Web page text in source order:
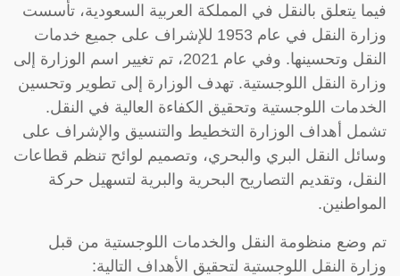
فيما يتعلق بالنقل في المملكة العربية السعودية، تأسست
وزارة النقل في عام 1953 للإشراف على جميع خدمات
النقل وتحسينها. وفي عام 2021، تم تغيير اسم الوزارة إلى
وزارة النقل اللوجستية. تهدف الوزارة إلى تطوير وتحسين
الخدمات اللوجستية وتحقيق الكفاءة العالية في النقل.
تشمل أهداف الوزارة التخطيط والتنسيق والإشراف على
وسائل النقل البري والبحري، وتصميم لوائح تنظم قطاعات
النقل، وتقديم التصاريح البحرية والبرية لتسهيل حركة
المواطنين.
تم وضع منظومة النقل والخدمات اللوجستية من قبل
وزارة النقل اللوجستية لتحقيق الأهداف التالية: